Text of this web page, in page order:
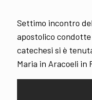
Settimo incontro
apostolico condotte
catechesi si è
Maria in Aracoeli in